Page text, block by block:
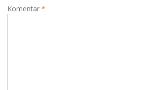
Komentar *